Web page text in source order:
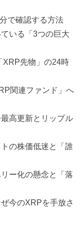
で確認する方法
いる「3つの巨大
先物」の24時
関連ファンド」へ
高更新とリップル
の株価低迷と「誰
ー化の懸念と「落
今のXRPを手放さ